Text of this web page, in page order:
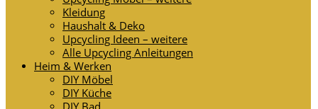
Kleidung
Haushalt & Deko
Upcycling Ideen – weitere
Alle Upcycling Anleitungen
Heim & Werken
DIY Möbel
DIY Küche
DIY Bad